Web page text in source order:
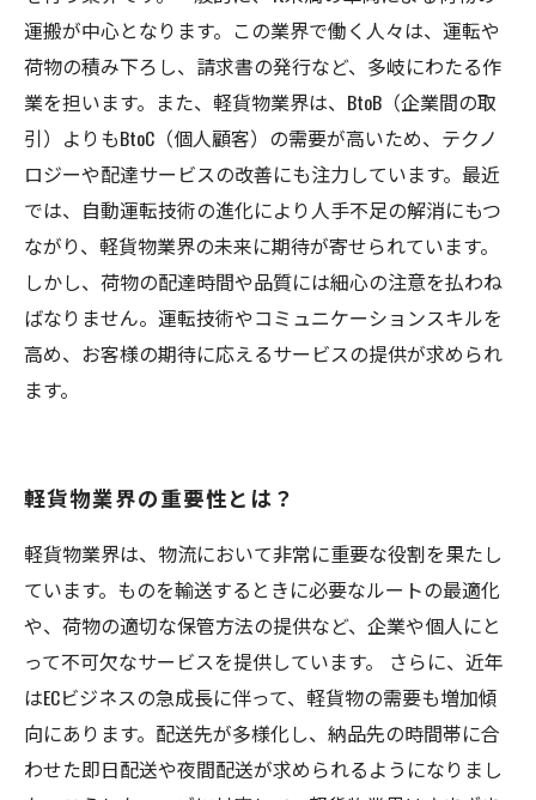
運搬が中心となります。この業界で働く人々は、運転や
荷物の積み下ろし、請求書の発行など、多岐にわたる作
業を担います。また、軽貨物業界は、BtoB（企業間の取
引）よりもBtoC（個人顧客）の需要が高いため、テクノ
ロジーや配達サービスの改善にも注力しています。最近
では、自動運転技術の進化により人手不足の解消にもつ
ながり、軽貨物業界の未来に期待が寄せられています。
しかし、荷物の配達時間や品質には細心の注意を払わね
ばなりません。運転技術やコミュニケーションスキルを
高め、お客様の期待に応えるサービスの提供が求められ
ます。
軽貨物業界の重要性とは？
軽貨物業界は、物流において非常に重要な役割を果たし
ています。ものを輸送するときに必要なルートの最適化
や、荷物の適切な保管方法の提供など、企業や個人にと
って不可欠なサービスを提供しています。 さらに、近年
はECビジネスの急成長に伴って、軽貨物の需要も増加傾
向にあります。配送先が多様化し、納品先の時間帯に合
わせた即日配送や夜間配送が求められるようになりまし